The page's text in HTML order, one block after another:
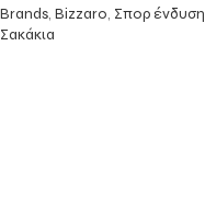
Brands, Bizzaro, Σπορ ένδυση
Σακάκια